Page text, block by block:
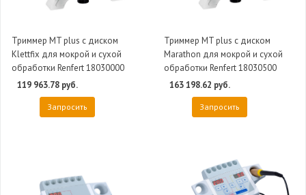
Триммер MT plus с диском
Klettfix для мокрой и сухой
обработки Renfert 18030000
119 963.78 руб.
Запросить
Триммер MT plus с диском
Marathon для мокрой и сухой
обработки Renfert 18030500
163 198.62 руб.
Запросить